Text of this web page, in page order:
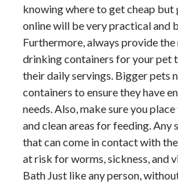
knowing where to get cheap
online will be very practical and
Furthermore, always provide
drinking containers for your pet
their daily servings. Bigger pets
containers to ensure they have
needs. Also, make sure you
and clean areas for feeding.
that can come in contact with
at risk for worms, sickness, and
Bath Just like any person,